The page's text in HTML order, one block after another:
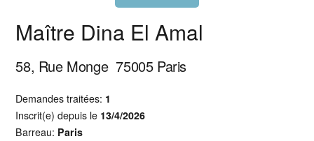
Maître Dina El Amal
58, Rue Monge 75005 Paris
Demandes traitées: 1
Inscrit(e) depuis le 13/4/2026
Barreau: Paris